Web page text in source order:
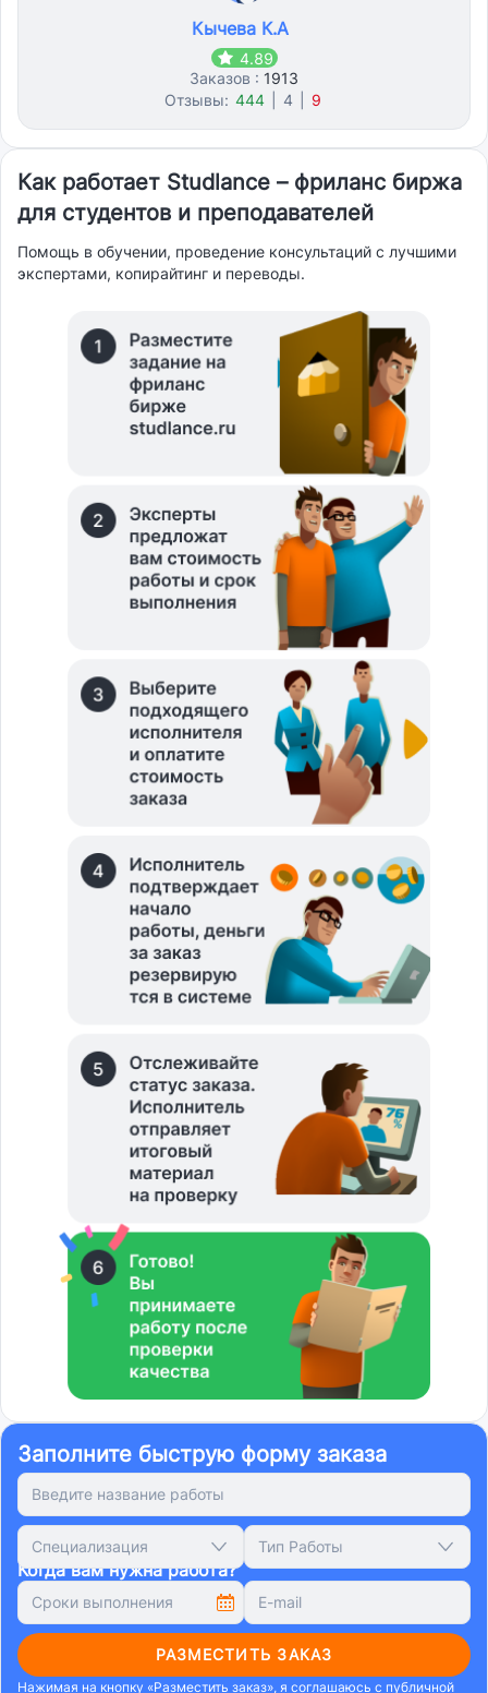
Кычева К.А
4.89
Заказов : 1913
Отзывы: 444 4 9
Как работает Studlance – фриланс биржа
для студентов и преподавателей
Помощь в обучении, проведение консультаций с лучшими
экспертами, копирайтинг и переводы.
Заполните быструю форму заказа
Специализация Тип Работы
Когда вам нужна работа?
РАЗМЕСТИТЬ ЗАКАЗ
Нажимая на кнопку «Разместить заказ», я соглашаюсь с публичной